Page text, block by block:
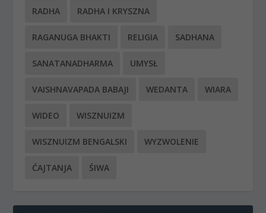
RADHA RADHA I KRYSZNA
RAGANUGA BHAKTI RELIGIA SADHANA
SANATANADHARMA UMYSŁ
VAISHNAVAPADA BABAJI WEDANTA WIARA
WIDEO WISZNUIZM
WISZNUIZM BENGALSKI WYZWOLENIE
ĆAJTANJA ŚIWA